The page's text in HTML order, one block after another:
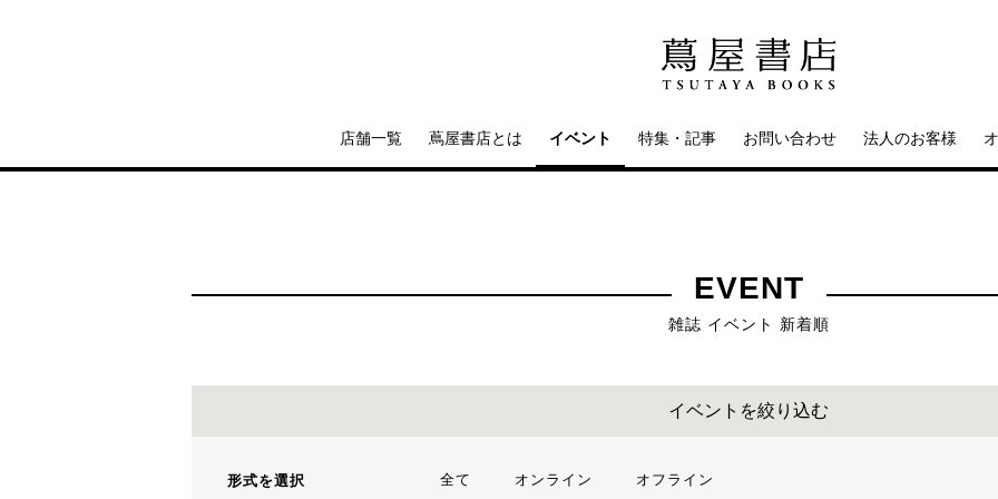
店舗一覧 蔦屋書店とは イベント 特集・記事 お問い合わせ 法人のお客様
EVENT
雑誌 イベント 新着順
イベントを絞り込む
形式を選択 全て オンライン オフライン